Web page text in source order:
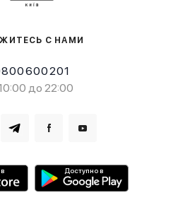
С НАМИ
до 22:00
Доступно в